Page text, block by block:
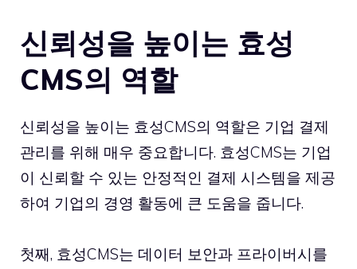
신뢰성을 높이는 효성
CMS의 역할
신뢰성을 높이는 효성CMS의 역할은 기업 결제
관리를 위해 매우 중요합니다. 효성CMS는 기업
이 신뢰할 수 있는 안정적인 결제 시스템을 제공
하여 기업의 경영 활동에 큰 도움을 줍니다.
첫째, 효성CMS는 데이터 보안과 프라이버시를